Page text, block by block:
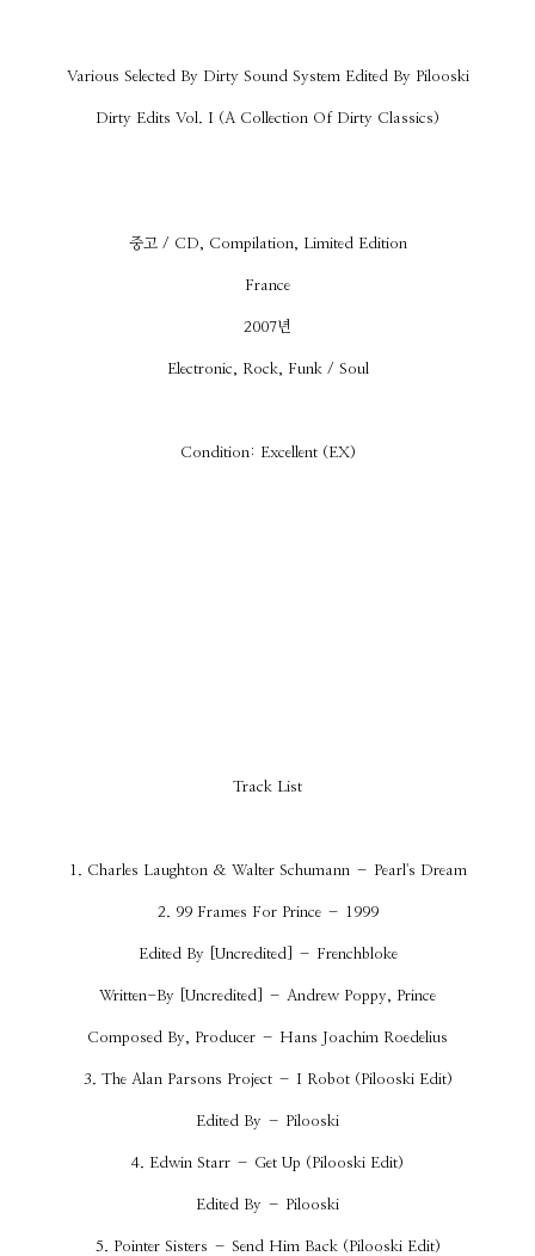
Various Selected By Dirty Sound System Edited By Pilooski
Dirty Edits Vol. I (A Collection Of Dirty Classics)
중고 / CD, Compilation, Limited Edition
France
2007년
Electronic, Rock, Funk / Soul
Condition: Excellent (EX)
Track List
1. Charles Laughton & Walter Schumann – Pearl's Dream
2. 99 Frames For Prince – 1999
Edited By [Uncredited] – Frenchbloke
Written-By [Uncredited] – Andrew Poppy, Prince
Composed By, Producer – Hans Joachim Roedelius
3. The Alan Parsons Project – I Robot (Pilooski Edit)
Edited By – Pilooski
4. Edwin Starr – Get Up (Pilooski Edit)
Edited By – Pilooski
5. Pointer Sisters – Send Him Back (Pilooski Edit)